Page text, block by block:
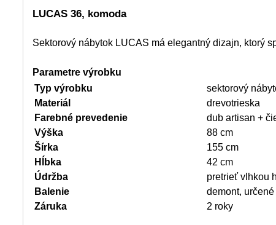
LUCAS 36, komoda
Sektorový nábytok LUCAS má elegantný dizajn, ktorý
Parametre výrobku
Typ výrobku
sektorový
Materiál
drevotrieska
Farebné prevedenie
dub artisan +
Výška
88 cm
Šírka
155 cm
Hĺbka
42 cm
Údržba
pretrieť vlhkou
Balenie
demont,
Záruka
2 roky